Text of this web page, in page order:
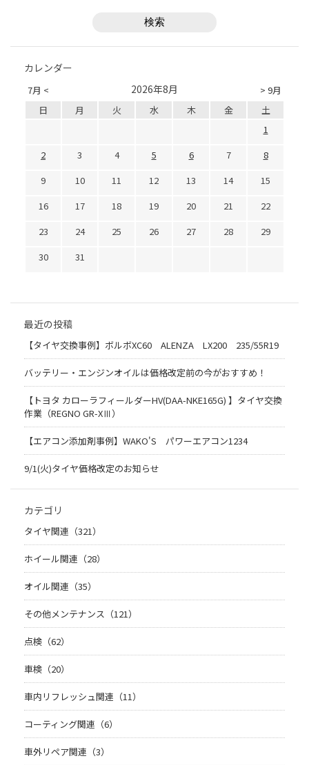
カレンダー
7月 < > 9月
2026年8月
日 月 火 水 木 金
土
1
2
3 4 5 6 7
8
9
10 11 12 13 14
15
16
17 18 19 20 21
22
23
24 25 26 27 28
29
30
31
最近の投稿
【タイヤ交換事例】ボルボXC60 ALENZA LX200 235/55R19
バッテリー・エンジンオイルは価格改定前の今がおすすめ！
【トヨタ カローラフィールダーHV(DAA-NKE165G) 】タイヤ交換
作業（REGNO GR-XⅢ）
【エアコン添加剤事例】WAKO'S パワーエアコン1234
9/1(火)タイヤ価格改定のお知らせ
カテゴリ
タイヤ関連（321）
ホイール関連（28）
オイル関連（35）
その他メンテナンス（121）
点検（62）
車検（20）
車内リフレッシュ関連（11）
コーティング関連（6）
車外リペア関連（3）